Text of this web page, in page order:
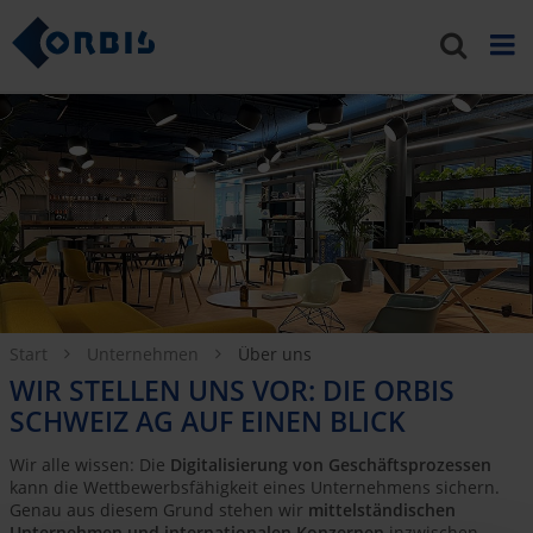
Start Unternehmen Über uns
WIR STELLEN UNS VOR: DIE ORBIS
SCHWEIZ AG AUF EINEN BLICK
Wir alle wissen: Die Digitalisierung von Geschäftsprozessen
kann die Wettbewerbsfähigkeit eines Unternehmens sichern.
Genau aus diesem Grund stehen wir mittelständischen